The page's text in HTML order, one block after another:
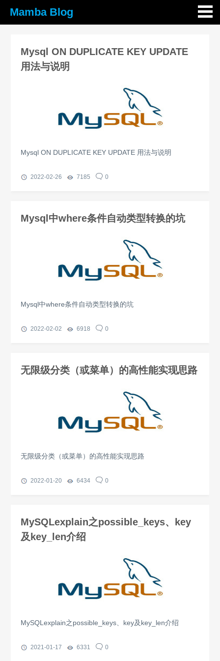
Mamba Blog
Mysql ON DUPLICATE KEY UPDATE
用法与说明
Mysql ON DUPLICATE KEY UPDATE 用法与说明
2022-02-26 7185 0
Mysql中where条件自动类型转换的坑
Mysql中where条件自动类型转换的坑
2022-02-02 6918 0
无限级分类（或菜单）的高性能实现思路
无限级分类（或菜单）的高性能实现思路
2022-01-20 6434 0
MySQLexplain之possible_keys、key
及key_len介绍
MySQLexplain之possible_keys、key及key_len介绍
2021-01-17 6331 0